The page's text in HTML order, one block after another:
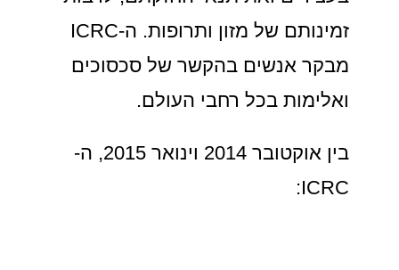
זמינותם של מזון ותרופות. ה-ICRC
מבקר אנשים בהקשר של סכסוכים
ואלימות בכל רחבי העולם.
בין אוקטובר 2014 וינואר 2015, ה-
ICRC: